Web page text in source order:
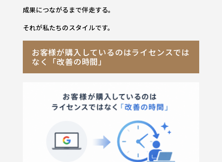
成果につながるまで伴走する。
それが私たちのスタイルです。
お客様が購入しているのはライセンスでは
なく「改善の時間」